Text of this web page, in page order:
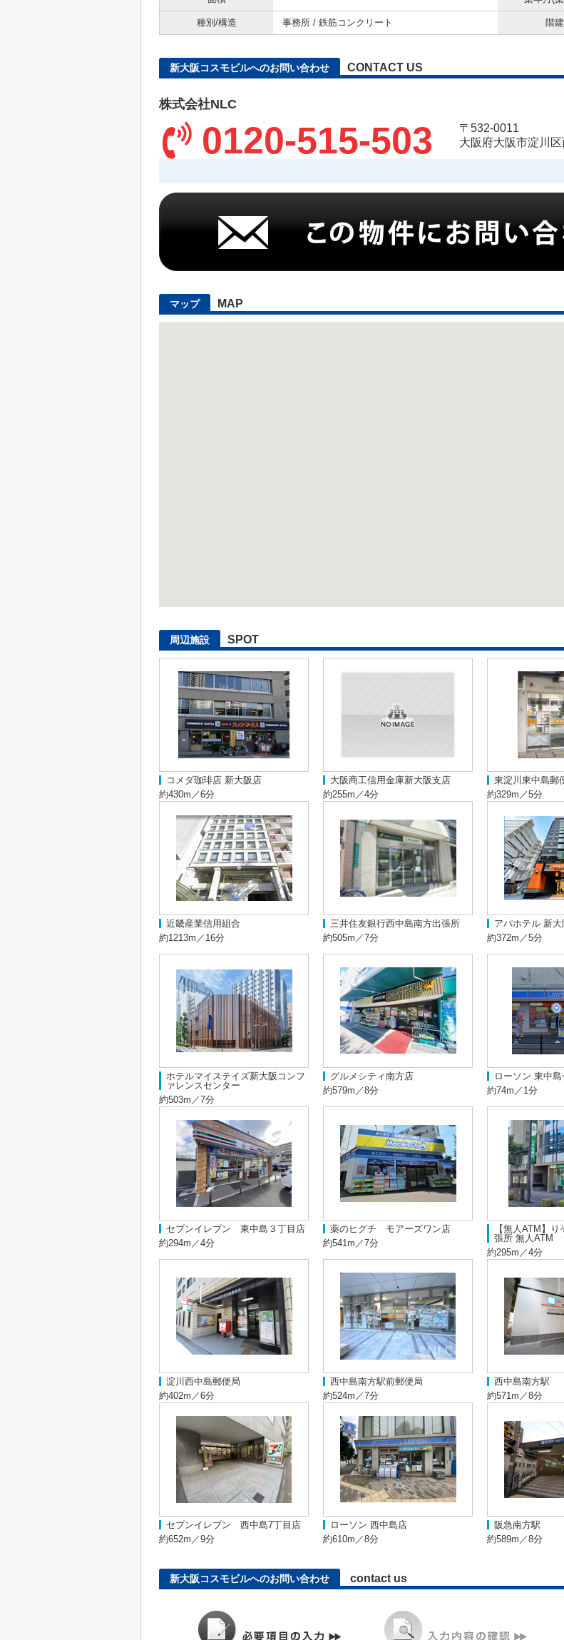
種別/構造 事務所 / 鉄筋コンクリート 階建
新大阪コスモビルへのお問い合わせ CONTACT US
株式会社NLC
0120-515-503
〒532-0011
大阪府大阪市淀川
マップ MAP
周辺施設 SPOT
コメダ珈琲店 新大阪店
約430m／6分
大阪商工信用金庫新大阪支店
約255m／4分
東淀川東中島郵
約329m／5分
近畿産業信用組合
約1213m／16分
三井住友銀行西中島南方出張所
約505m／7分
アパホテル 新
約372m／5分
ホテルマイステイズ新大阪コンフ
ァレンスセンター
約503m／7分
グルメシティ南方店
約579m／8分
ローソン 東中
約74m／1分
セブンイレブン 東中島３丁目店
約294m／4分
薬のヒグチ モアーズワン店
約541m／7分
【無人ATM】
張所 無人ATM
約295m／4分
淀川西中島郵便局
約402m／6分
西中島南方駅前郵便局
約524m／7分
西中島南方駅
約571m／8分
セブンイレブン 西中島7丁目店
約652m／9分
ローソン 西中島店
約610m／8分
阪急南方駅
約589m／8分
新大阪コスモビルへのお問い合わせ contact us